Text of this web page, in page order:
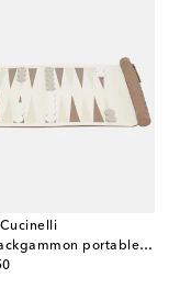
Set de backgammon portable en cuir